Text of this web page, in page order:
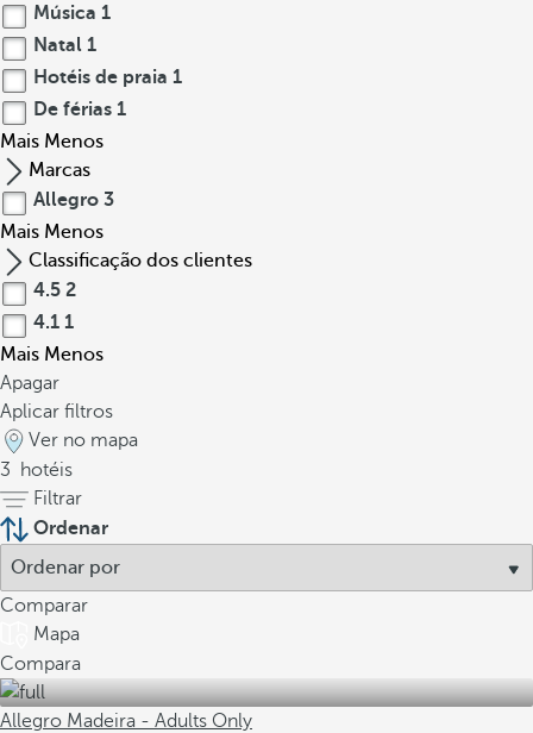
Música 1
Natal 1
Hotéis de praia 1
De férias 1
Mais Menos
Marcas
Allegro 3
Mais Menos
Classificação dos clientes
4.5 2
4.1 1
Mais Menos
Apagar
Aplicar filtros
Ver no mapa
3
hotéis
Filtrar
Ordenar
Comparar
Mapa
Compara
Allegro Madeira - Adults Only